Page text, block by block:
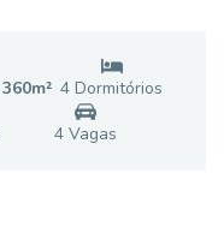
360m² 4 Dormitórios
4Vagas